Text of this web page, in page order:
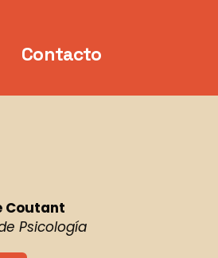
Contacto
Coutant
Psicología